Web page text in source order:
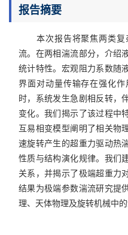
报告摘要
本次报告将聚焦两类复
流。在两相湍流部分，介绍
统计特性。宏观阻力系数随
界面对动量传输存在强化
时，系统发生急剧相反转，
变化。我们揭示了该过程中
互易相变模型阐明了相关物
速旋转产生的超重力驱动热
性质与结构演化规律。我们
关系，并揭示了极端超重力
结果为极端参数湍流研究提
理、天体物理及旋转机械中